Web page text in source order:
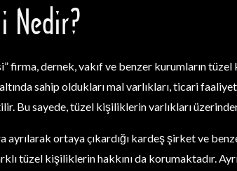
Nedir?
firma, dernek, vakıf ve benzer kurumların
sahip oldukları mal varlıkları, ticari
Bu sayede, tüzel kişiliklerin varlıkları
ortaya çıkardığı kardeş şirket ve
tüzel kişiliklerin hakkını da korumaktadır.